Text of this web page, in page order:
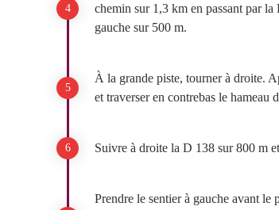
chemin sur 1,3 km en passant par
gauche sur 500 m.
À la grande piste, tourner à droite.
et traverser en contrebas le hameau
Suivre à droite la D 138 sur 800 m
Prendre le sentier à gauche avant